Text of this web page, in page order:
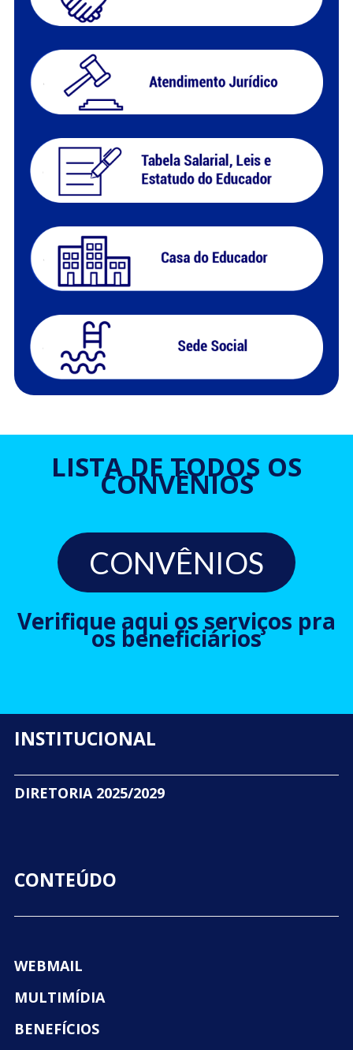
LISTA DE TODOS OS
CONVÊNIOS
CONVÊNIOS
Verifique aqui os serviços pra
os beneficiários
INSTITUCIONAL
DIRETORIA 2025/2029
CONTEÚDO
WEBMAIL
MULTIMÍDIA
BENEFÍCIOS